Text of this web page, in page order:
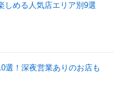
しめる人気店エリア別9選
選！深夜営業ありのお店も